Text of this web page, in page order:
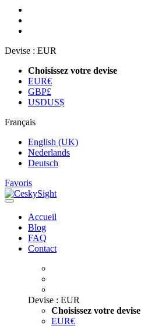
Devise : EUR
Choisissez votre devise
EUR€
GBP£
USDUS$
Français
English (UK)
Nederlands
Deutsch
Favoris
Accueil
Blog
FAQ
Contact
Devise : EUR
Choisissez votre devise
EUR€